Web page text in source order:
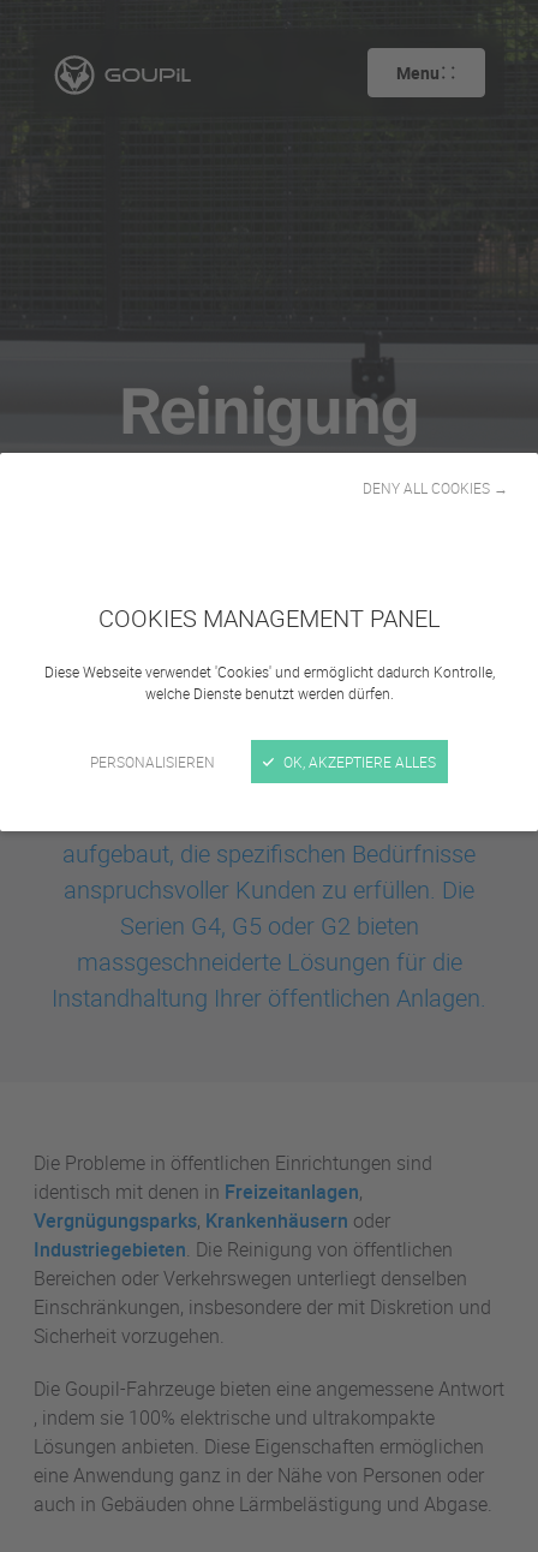
COOKIES MANAGEMENT PANEL
Diese Webseite verwendet 'Cookies' und ermöglicht dadurch Kontrolle,
welche Dienste benutzt werden dürfen.
PERSONALISIEREN
DENY ALL COOKIES →
OK, AKZEPTIERE ALLES
Menu
Reinigung
aufgebaut, die spezifischen Bedürfnisse
anspruchsvoller Kunden zu erfüllen. Die
Serien G4, G5 oder G2 bieten
massgeschneiderte Lösungen für die
Instandhaltung Ihrer öffentlichen Anlagen.
Die Probleme in öffentlichen Einrichtungen sind
identisch mit denen in Freizeitanlagen,
Vergnügungsparks, Krankenhäusern oder
Industriegebieten. Die Reinigung von öffentlichen
Bereichen oder Verkehrswegen unterliegt denselben
Einschränkungen, insbesondere der mit Diskretion und
Sicherheit vorzugehen.
Die Goupil-Fahrzeuge bieten eine angemessene Antwort
, indem sie 100% elektrische und ultrakompakte
Lösungen anbieten. Diese Eigenschaften ermöglichen
eine Anwendung ganz in der Nähe von Personen oder
auch in Gebäuden ohne Lärmbelästigung und Abgase.